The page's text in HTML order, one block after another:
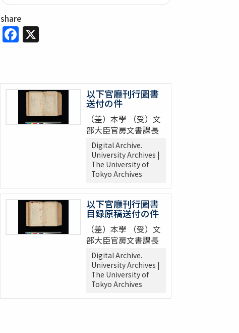
share
Facebook
X
以下官廳刊行圖書
送付の件
（差）本學 （受）文
部大臣官房文書課長
Digital Archive.
University Archives |
The University of
Tokyo Archives
以下官廳刊行圖書
目録原稿送付の件
（差）本學 （受）文
部大臣官房文書課長
Digital Archive.
University Archives |
The University of
Tokyo Archives